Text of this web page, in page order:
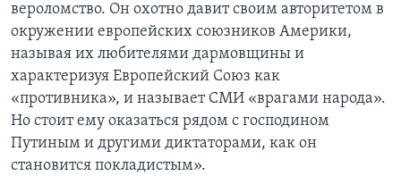
вероломство. Он охотно давит своим авторитетом в
окружении европейских союзников Америки,
называя их любителями дармовщины и
характеризуя Европейский Союз как
«противника», и называет СМИ «врагами народа».
Но стоит ему оказаться рядом с господином
Путиным и другими диктаторами, как он
становится покладистым».